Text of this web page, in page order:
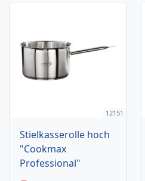
12151
Stielkasserolle hoch
"Cookmax
Professional"